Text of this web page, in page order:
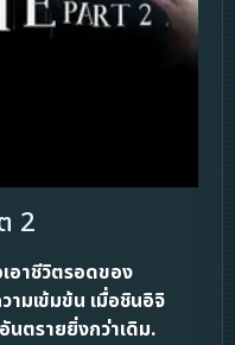
2
อาชีวิตรอดของ
มเข้มข้น เมื่อชินอิจิ
ตรายยิ่งกว่าเดิม.